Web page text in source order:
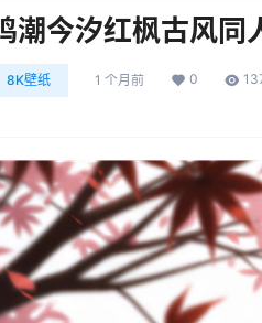
潮今汐红枫古风同
8K壁纸 1 个月前 0